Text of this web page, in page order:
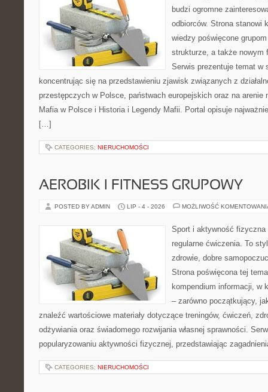
budzi ogromne
odbiorców. Strona stanowi
wiedzy poświęcone
strukturze, a także nowym
Serwis prezentuje temat w
koncentrując się na przedstawieniu zjawisk związanych z
przestępczych w Polsce, państwach europejskich oraz na arenie
Mafia w Polsce i Historia i Legendy Mafii. Portal opisuje
[…]
CATEGORIES: NIERUCHOMOŚCI
AEROBIK I FITNESS GRUPOWY
POSTED BY ADMIN LIP - 4 - 2026 MOŻLIWOŚĆ
Sport i aktywność
regularne ćwiczenia. To
zdrowie, dobre
Strona poświęcona tej
kompendium informacji, w
– zarówno początkujący,
znaleźć wartościowe materiały dotyczące treningów, ćwiczeń,
odżywiania oraz świadomego rozwijania własnej sprawności.
popularyzowaniu aktywności fizycznej, przedstawiając
CATEGORIES: NIERUCHOMOŚCI